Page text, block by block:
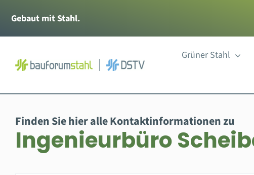
Inhalt
springen
Gebaut mit Stahl.
Grüner Stahl
Finden Sie hier alle Kontaktinformationen zu
Ingenieurbüro